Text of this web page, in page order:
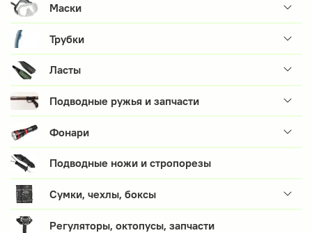
Маски
Трубки
Ласты
Подводные ружья и запчасти
Фонари
Подводные ножи и стропорезы
Сумки, чехлы, боксы
Регуляторы, октопусы, запчасти